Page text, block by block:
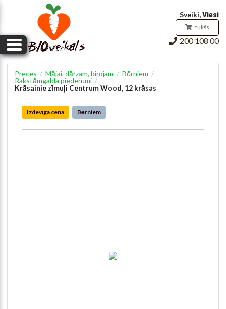
Sveiki,Viesi
Pirkumu grozs
tukšs
200 108 00
Preces / Mājai, dārzam, birojam / Bērniem /
Rakstāmgalda piederumi /
Krāsainie zīmuļi Centrum Wood, 12 krāsas
Izdevīga cena Bērniem